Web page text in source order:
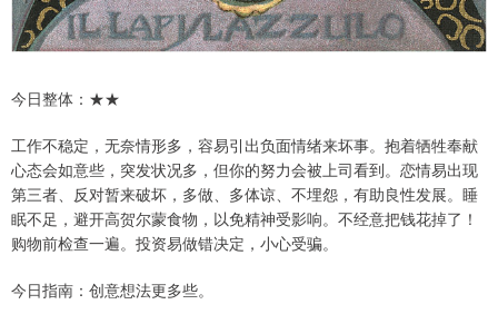
今日整体：★★
工作不稳定，无奈情形多，容易引出负面情绪来坏事。抱着牺牲奉献
心态会如意些，突发状况多，但你的努力会被上司看到。恋情易出现
第三者、反对暂来破坏，多做、多体谅、不埋怨，有助良性发展。睡
眠不足，避开高贺尔蒙食物，以免精神受影响。不经意把钱花掉了！
购物前检查一遍。投资易做错决定，小心受骗。
今日指南：创意想法更多些。